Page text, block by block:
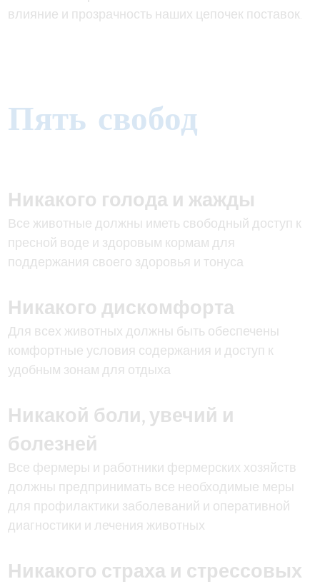
влияние и прозрачность наших цепочек поставок.
Пять свобод
Никакого голода и жажды
Все животные должны иметь свободный доступ к
пресной воде и здоровым кормам для
поддержания своего здоровья и тонуса
Никакого дискомфорта
Для всех животных должны быть обеспечены
комфортные условия содержания и доступ к
удобным зонам для отдыха
Никакой боли, увечий и
болезней
Все фермеры и работники фермерских хозяйств
должны предпринимать все необходимые меры
для профилактики заболеваний и оперативной
диагностики и лечения животных
Никакого страха и стрессовых